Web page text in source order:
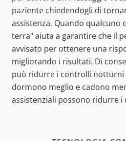
paziente chiedendogli di
assistenza. Quando qualcuno
terra" aiuta a garantire che il
avvisato per ottenere una
migliorando i risultati. Di
può ridurre i controlli notturni
dormono meglio e cadono
assistenziali possono ridurre i